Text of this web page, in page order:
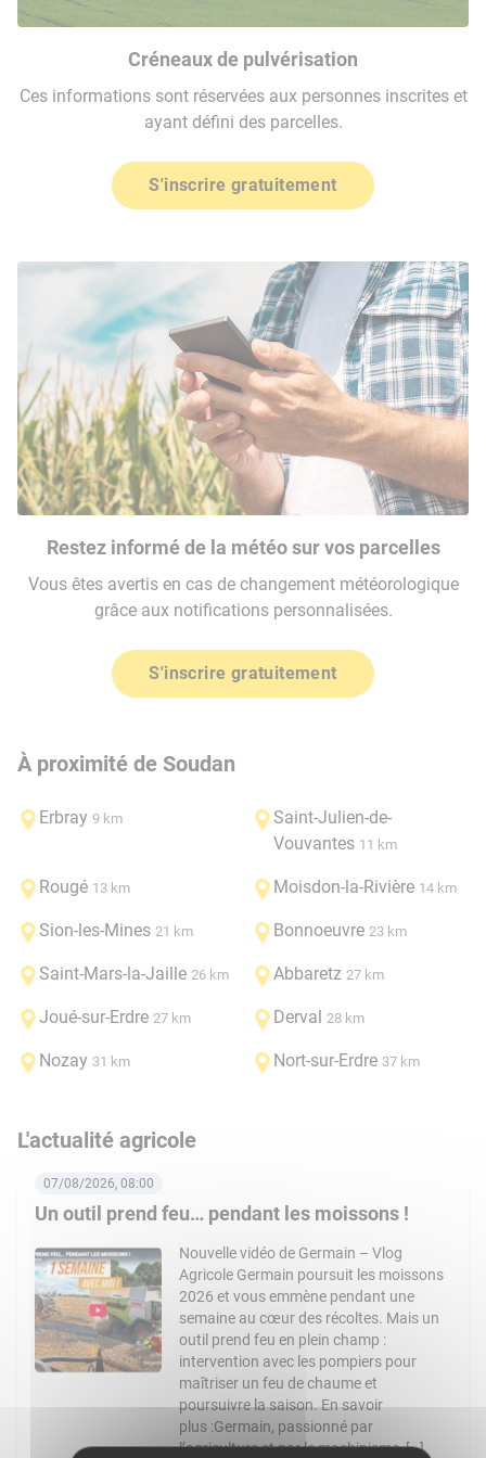
Créneaux de pulvérisation
Ces informations sont réservées aux personnes inscrites et
ayant défini des parcelles.
S'inscrire gratuitement
Restez informé de la météo sur vos parcelles
Vous êtes avertis en cas de changement météorologique
grâce aux notifications personnalisées.
S'inscrire gratuitement
À proximité de Soudan
Erbray 9 km
Saint-Julien-de-
Vouvantes 11 km
Rougé 13 km Moisdon-la-Rivière 14 km
Sion-les-Mines 21 km Bonnoeuvre 23 km
Saint-Mars-la-Jaille 26 km Abbaretz 27 km
Joué-sur-Erdre 27 km Derval 28 km
Nozay 31 km Nort-sur-Erdre 37 km
L'actualité agricole
Un outil prend feu… pendant les moissons !
07/08/2026, 08:00
Nouvelle vidéo de Germain – Vlog
Agricole Germain poursuit les moissons
2026 et vous emmène pendant une
semaine au cœur des récoltes. Mais un
outil prend feu en plein champ :
intervention avec les pompiers pour
maîtriser un feu de chaume et
poursuivre la saison. En savoir
plus :Germain, passionné par
l’agriculture et par le machinisme, […]